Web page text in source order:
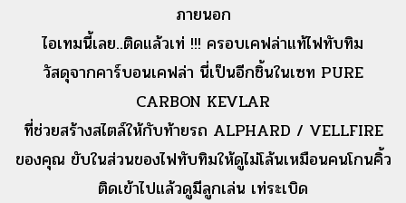
ภายนอก
ไอเทมนี้เลย..ติดแล้วเท่ !!! ครอบเคฟล่าแท้ไฟทับทิม
วัสดุจากคาร์บอนเคฟล่า นี่เป็นอีกชิ้นในเซท PURE
CARBON KEVLAR
ที่ช่วยสร้างสไตล์ให้กับท้ายรถ ALPHARD / VELLFIRE
ของคุณ ขับในส่วนของไฟทับทิมให้ดูไม่โล้นเหมือนคนโกนคิ้ว
ติดเข้าไปแล้วดูมีลูกเล่น เท่ระเบิด